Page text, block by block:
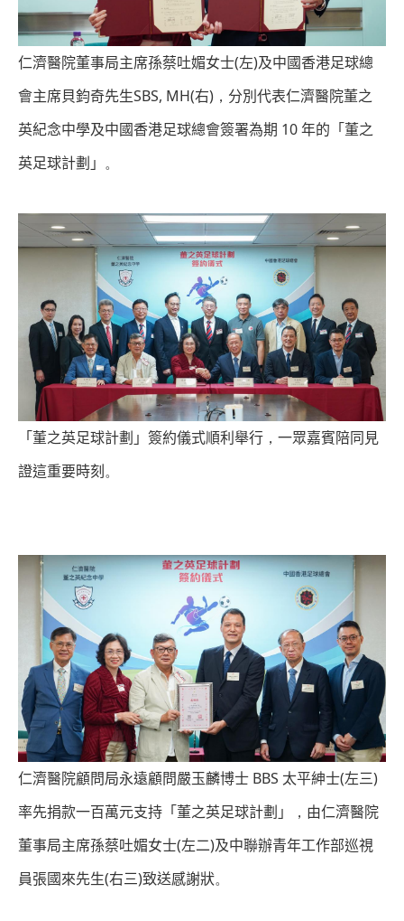
仁濟醫院董事局主席孫蔡吐媚女士(左)及中國香港足球總
會主席貝鈞奇先生SBS, MH(右) ， 分別代表仁濟醫院董之
英紀念中學及中國香港足球總會簽署為期 10 年的「董之
英足球計劃」 。
「董之英足球計劃」簽約儀式順利舉行 ， 一眾嘉賓陪同見
證這重要時刻 。
仁濟醫院顧問局永遠顧問嚴玉麟博士 BBS 太平紳士(左三)
率先捐款一百萬元支持「董之英足球計劃」 ， 由仁濟醫院
董事局主席孫蔡吐媚女士(左二)及中聯辦青年工作部巡視
員張國來先生(右三)致送感謝狀。